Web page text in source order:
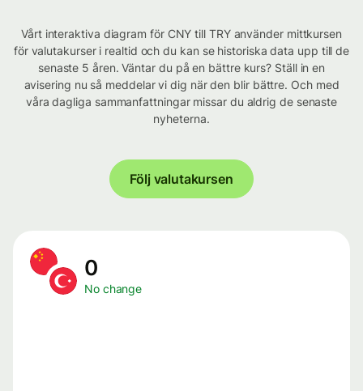
Vårt interaktiva diagram för CNY till TRY använder mittkursen
för valutakurser i realtid och du kan se historiska data upp till de
senaste 5 åren. Väntar du på en bättre kurs? Ställ in en
avisering nu så meddelar vi dig när den blir bättre. Och med
våra dagliga sammanfattningar missar du aldrig de senaste
nyheterna.
Följ valutakursen
0
No change